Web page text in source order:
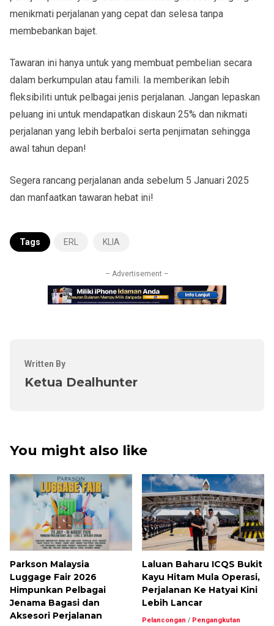
menikmati perjalanan yang cepat dan selesa tanpa
membebankan bajet.
Tawaran ini hanya untuk yang membuat pembelian secara
dalam berkumpulan atau famili. Ia memberikan lebih
fleksibiliti untuk pelbagai jenis perjalanan. Jangan lepaskan
peluang ini untuk mendapatkan diskaun 25% dan nikmati
perjalanan yang lebih berbaloi serta penjimatan sehingga
awal tahun depan!
Segera rancang perjalanan anda sebelum 5 Januari 2025
dan manfaatkan tawaran hebat ini!
Tags ERL KLIA
– Advertisement –
Written By
Ketua Dealhunter
You might also like
Parkson Malaysia
Luggage Fair 2026
Himpunkan Pelbagai
Jenama Bagasi dan
Aksesori Perjalanan
Laluan Baharu ICQS Bukit
Kayu Hitam Mula Operasi,
Perjalanan Ke Hatyai Kini
Lebih Lancar
Pelancongan / Pengangkutan